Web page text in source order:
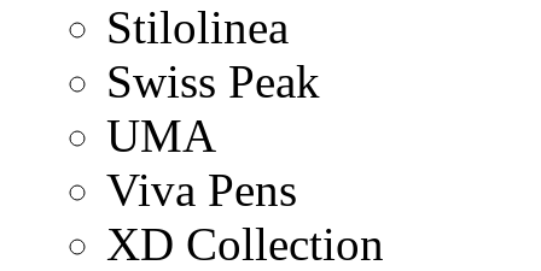
Stilolinea
Swiss Peak
UMA
Viva Pens
XD Collection